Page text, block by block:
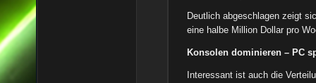
Deutlich abgeschlagen zeigt
eine halbe Million Dollar pro
Konsolen dominieren – PC
Interessant ist auch die